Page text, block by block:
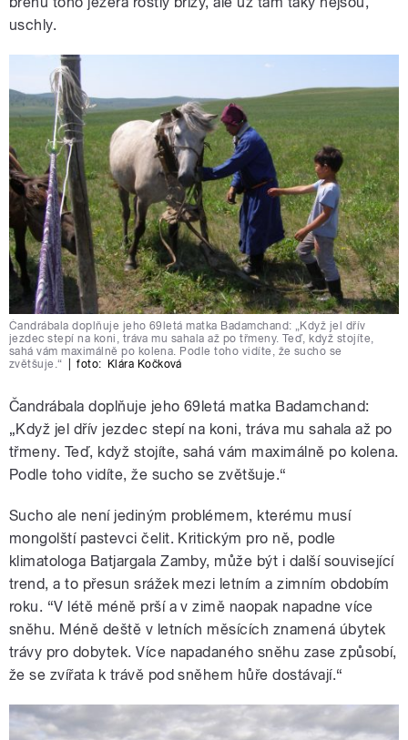
uschly.
Čandrábala doplňuje jeho 69letá matka Badamchand: „Když jel dřív
jezdec stepí na koni, tráva mu sahala až po třmeny. Teď, když stojíte,
sahá vám maximálně po kolena. Podle toho vidíte, že sucho se
zvětšuje.“
foto: Klára Kočková
Čandrábala doplňuje jeho 69letá matka Badamchand:
„Když jel dřív jezdec stepí na koni, tráva mu sahala až po
třmeny. Teď, když stojíte, sahá vám maximálně po kolena.
Podle toho vidíte, že sucho se zvětšuje.“
Sucho ale není jediným problémem, kterému musí
mongolští pastevci čelit. Kritickým pro ně, podle
klimatologa Batjargala Zamby, může být i další související
trend, a to přesun srážek mezi letním a zimním obdobím
roku. “V létě méně prší a v zimě naopak napadne více
sněhu. Méně deště v letních měsících znamená úbytek
trávy pro dobytek. Více napadaného sněhu zase způsobí,
že se zvířata k trávě pod sněhem hůře dostávají.“